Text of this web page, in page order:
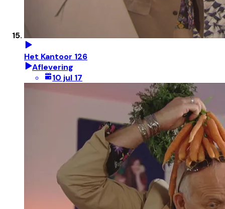
Het Kantoor 126
Aflevering
10 jul 17